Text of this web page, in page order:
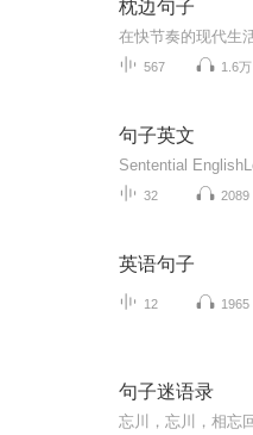
枕边句子
567 1.6万
句子英文
32 2089
英语句子
12 1965
句子迷语录